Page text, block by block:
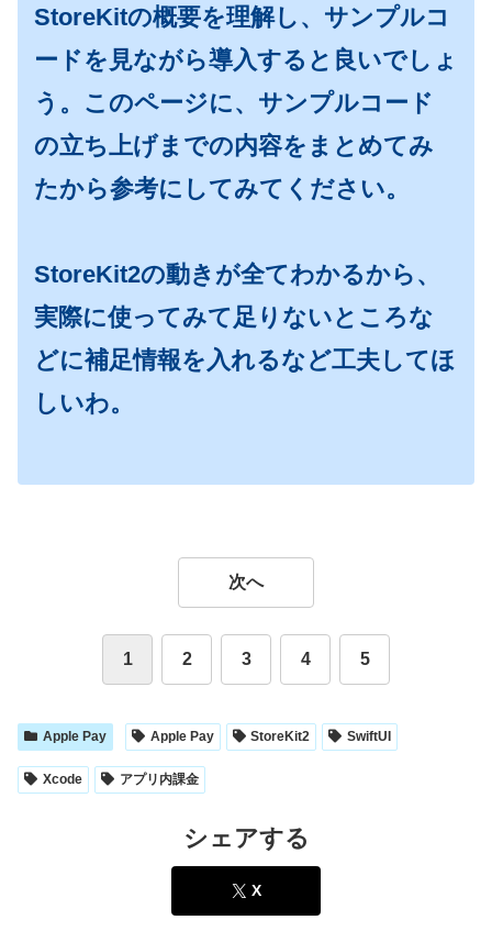
StoreKitの概要を理解し、サンプルコ
ードを見ながら導入すると良いでしょ
う。このページに、サンプルコード
の立ち上げまでの内容をまとめてみ
たから参考にしてみてください。
StoreKit2の動きが全てわかるから、
実際に使ってみて足りないところな
どに補足情報を入れるなど工夫してほ
しいわ。
次へ
1 2 3 4 5
Apple Pay Apple Pay StoreKit2 SwiftUI
Xcode アプリ内課金
シェアする
X